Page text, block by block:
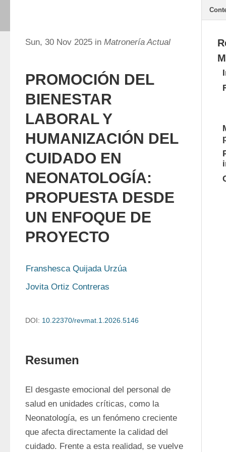
Sun, 30 Nov 2025 in Matronería Actual
PROMOCIÓN DEL
BIENESTAR
LABORAL Y
HUMANIZACIÓN DEL
CUIDADO EN
NEONATOLOGÍA:
PROPUESTA DESDE
UN ENFOQUE DE
PROYECTO
Franshesca Quijada Urzúa
Jovita Ortiz Contreras
DOI: 10.22370/revmat.1.2026.5146
Resumen
El desgaste emocional del personal de
salud en unidades críticas, como la
Neonatología, es un fenómeno creciente
que afecta directamente la calidad del
cuidado. Frente a esta realidad, se vuelve